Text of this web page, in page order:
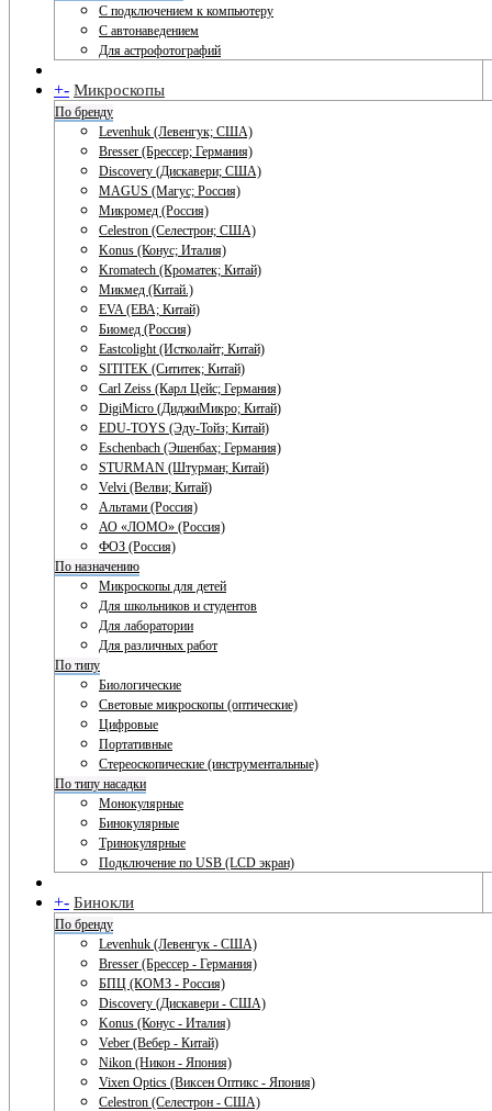
С подключением к компьютеру
С автонаведением
Для астрофотографий
+- Микроскопы
По бренду
Levenhuk (Левенгук; США)
Bresser (Брессер; Германия)
Discovery (Дискавери; США)
MAGUS (Магус; Россия)
Микромед (Россия)
Celestron (Селестрон; США)
Konus (Конус; Италия)
Kromatech (Кроматек; Китай)
Микмед (Китай.)
EVA (ЕВА; Китай)
Биомед (Россия)
Eastcolight (Истколайт; Китай)
SITITEK (Сититек; Китай)
Carl Zeiss (Карл Цейс; Германия)
DigiMicro (ДиджиМикро; Китай)
EDU-TOYS (Эду-Тойз; Китай)
Eschenbach (Эшенбах; Германия)
STURMAN (Штурман; Китай)
Velvi (Велви; Китай)
Альтами (Россия)
АО «ЛОМО» (Россия)
ФОЗ (Россия)
По назначению
Микроскопы для детей
Для школьников и студентов
Для лаборатории
Для различных работ
По типу
Биологические
Световые микроскопы (оптические)
Цифровые
Портативные
Стереоскопические (инструментальные)
По типу насадки
Монокулярные
Бинокулярные
Тринокулярные
Подключение по USB (LCD экран)
+- Бинокли
По бренду
Levenhuk (Левенгук - США)
Bresser (Брессер - Германия)
БПЦ (КОМЗ - Россия)
Discovery (Дискавери - США)
Konus (Конус - Италия)
Veber (Вебер - Китай)
Nikon (Никон - Япония)
Vixen Optics (Виксен Оптикс - Япония)
Celestron (Селестрон - США)